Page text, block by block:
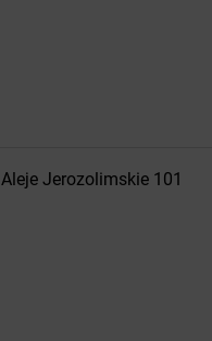
Aleje Jerozolimskie 101